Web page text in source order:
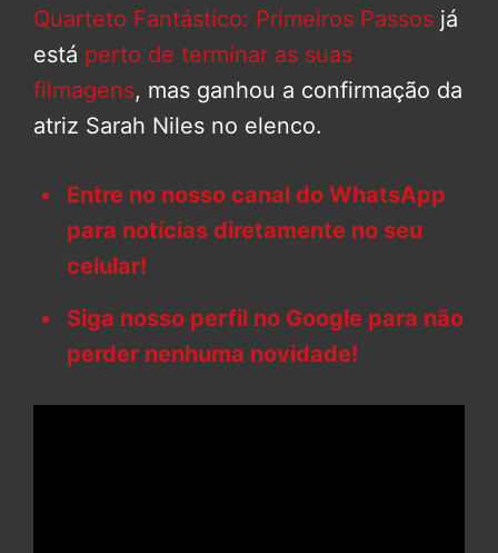
Quarteto Fantástico: Primeiros Passos já
está perto de terminar as suas
filmagens, mas ganhou a confirmação da
atriz Sarah Niles no elenco.
Entre no nosso canal do WhatsApp
para notícias diretamente no seu
celular!
Siga nosso perfil no Google para não
perder nenhuma novidade!